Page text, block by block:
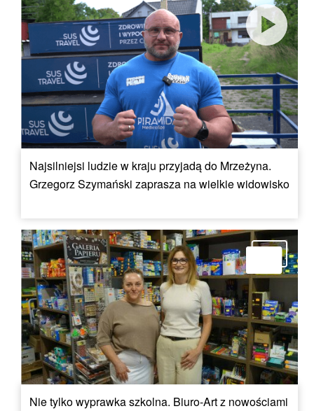
Najsilniejsi ludzie w kraju przyjadą do Mrzeżyna.
Grzegorz Szymański zaprasza na wielkie widowisko
Nie tylko wyprawka szkolna. Biuro-Art z nowościami